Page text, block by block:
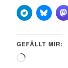
GEFÄLLT MIR:
Wird